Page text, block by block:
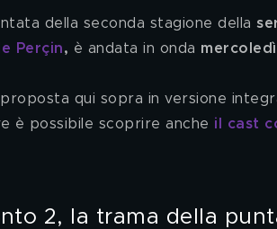
della seconda stagione della
Perçin, è andata in onda
qui sopra in versione
è possibile scoprire anche il cast
2, la trama della